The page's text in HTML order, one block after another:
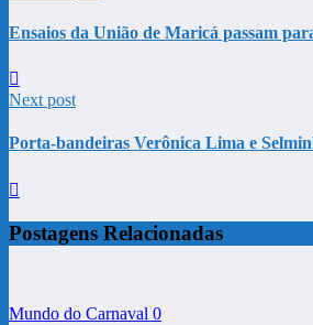
Ensaios da União de Maricá passam
Next post
Porta-bandeiras Verônica Lima e
Postagens Relacionadas
Mundo do Carnaval 0